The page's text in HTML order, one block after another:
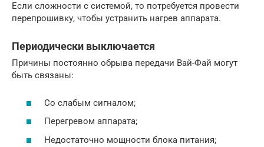
Если сложности с системой, то потребуется провести
перепрошивку, чтобы устранить нагрев аппарата.
Периодически выключается
Причины постоянно обрыва передачи Вай-Фай могут
быть связаны:
Со слабым сигналом;
Перегревом аппарата;
Недостаточно мощности блока питания;